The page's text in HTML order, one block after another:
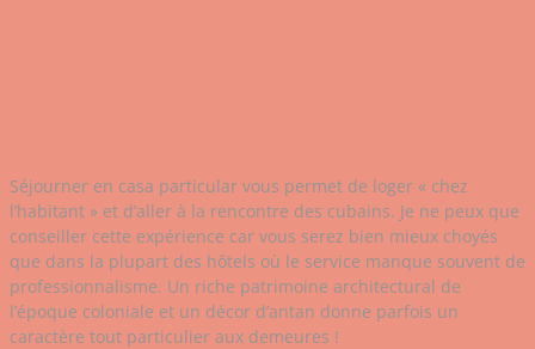
Séjourner en casa particular vous permet de loger « chez
l’habitant » et d’aller à la rencontre des cubains. Je ne peux que
conseiller cette expérience car vous serez bien mieux choyés
que dans la plupart des hôtels où le service manque souvent de
professionnalisme. Un riche patrimoine architectural de
l’époque coloniale et un décor d’antan donne parfois un
caractère tout particulier aux demeures !